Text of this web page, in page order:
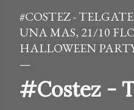
#COSTEZ -
UNA MAS, 21/10
HALLOWEEN
#Costez -